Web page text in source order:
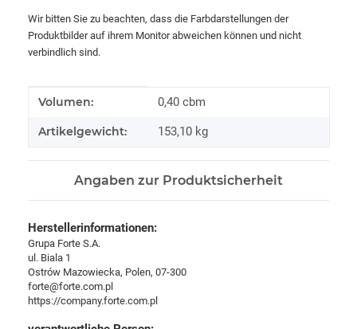
Wir bitten Sie zu beachten, dass die Farbdarstellungen der
Produktbilder auf ihrem Monitor abweichen können und nicht
verbindlich sind.
Produkteigenschaft
Wert
Volumen: 0,40 cbm
Artikelgewicht: 153,10 kg
Angaben zur Produktsicherheit
Herstellerinformationen:
Grupa Forte S.A.
ul. Biala 1
Ostrów Mazowiecka, Polen, 07-300
forte@forte.com.pl
https://company.forte.com.pl